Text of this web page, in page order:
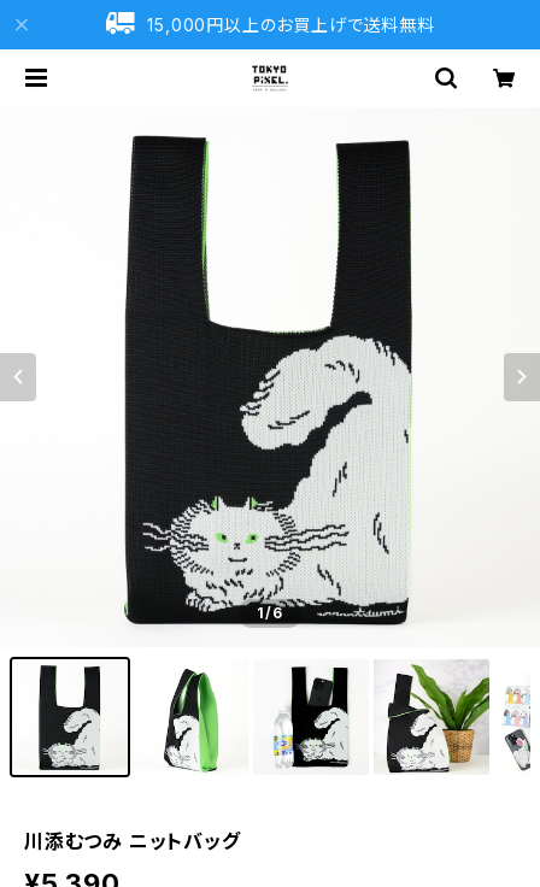
15,000円以上のお買上げで送料無料
1/6
川添むつみ ニットバッグ